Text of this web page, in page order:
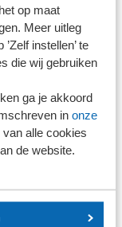
op maat
Meer uitleg
’Zelf instellen’ te
die wij gebruiken
ga je akkoord
in onze
alle cookies
de website.